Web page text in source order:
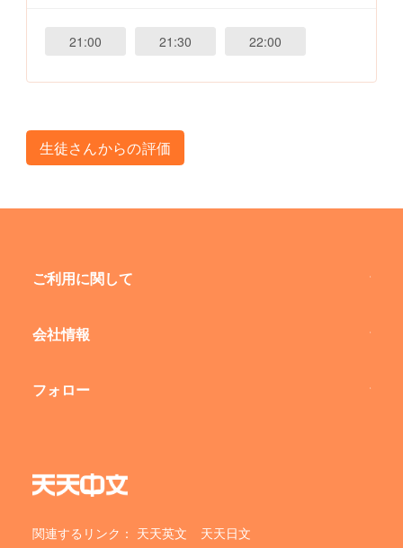
21:00 21:30 22:00
生徒さんからの評価
ご利用に関して
会社情報
フォロー
関連するリンク： 天天英文 天天日文